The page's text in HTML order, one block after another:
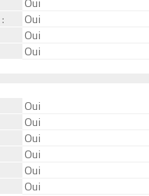
Oui
Oui
Oui
Oui
Oui
Oui
Oui
Oui
Oui